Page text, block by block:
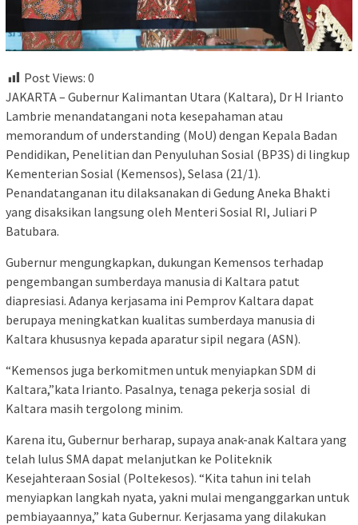
Post Views: 0
JAKARTA – Gubernur Kalimantan Utara (Kaltara), Dr H Irianto
Lambrie menandatangani nota kesepahaman atau
memorandum of understanding (MoU) dengan Kepala Badan
Pendidikan, Penelitian dan Penyuluhan Sosial (BP3S) di lingkup
Kementerian Sosial (Kemensos), Selasa (21/1).
Penandatanganan itu dilaksanakan di Gedung Aneka Bhakti
yang disaksikan langsung oleh Menteri Sosial RI, Juliari P
Batubara.
Gubernur mengungkapkan, dukungan Kemensos terhadap
pengembangan sumberdaya manusia di Kaltara patut
diapresiasi. Adanya kerjasama ini Pemprov Kaltara dapat
berupaya meningkatkan kualitas sumberdaya manusia di
Kaltara khususnya kepada aparatur sipil negara (ASN).
“Kemensos juga berkomitmen untuk menyiapkan SDM di
Kaltara,”kata Irianto. Pasalnya, tenaga pekerja sosial di
Kaltara masih tergolong minim.
Karena itu, Gubernur berharap, supaya anak-anak Kaltara yang
telah lulus SMA dapat melanjutkan ke Politeknik
Kesejahteraan Sosial (Poltekesos). “Kita tahun ini telah
menyiapkan langkah nyata, yakni mulai menganggarkan untuk
pembiayaannya,” kata Gubernur. Kerjasama yang dilakukan